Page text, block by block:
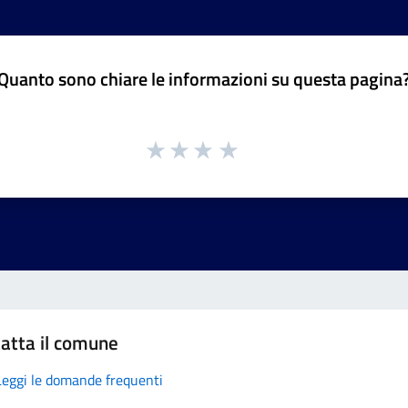
sono chiare le informazioni su questa
il comune
le domande frequenti